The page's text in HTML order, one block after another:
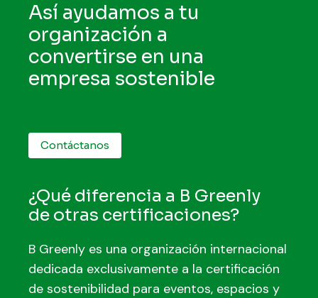
Así ayudamos a tu
organización a
convertirse en una
empresa sostenible
Contáctanos
¿Qué diferencia a B Greenly
de otras certificaciones?
B Greenly es una organización internacional
dedicada exclusivamente a la certificación
de sostenibilidad para eventos, espacios y